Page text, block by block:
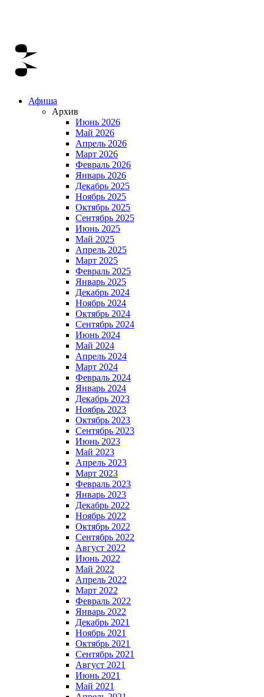
Афиша
Архив
Июнь 2026
Май 2026
Апрель 2026
Март 2026
Февраль 2026
Январь 2026
Декабрь 2025
Ноябрь 2025
Октябрь 2025
Сентябрь 2025
Июнь 2025
Май 2025
Апрель 2025
Март 2025
Февраль 2025
Январь 2025
Декабрь 2024
Ноябрь 2024
Октябрь 2024
Сентябрь 2024
Июнь 2024
Май 2024
Апрель 2024
Март 2024
Февраль 2024
Январь 2024
Декабрь 2023
Ноябрь 2023
Октябрь 2023
Сентябрь 2023
Июнь 2023
Май 2023
Апрель 2023
Март 2023
Февраль 2023
Январь 2023
Декабрь 2022
Ноябрь 2022
Октябрь 2022
Сентябрь 2022
Август 2022
Июнь 2022
Май 2022
Апрель 2022
Март 2022
Февраль 2022
Январь 2022
Декабрь 2021
Ноябрь 2021
Октябрь 2021
Сентябрь 2021
Август 2021
Июнь 2021
Май 2021